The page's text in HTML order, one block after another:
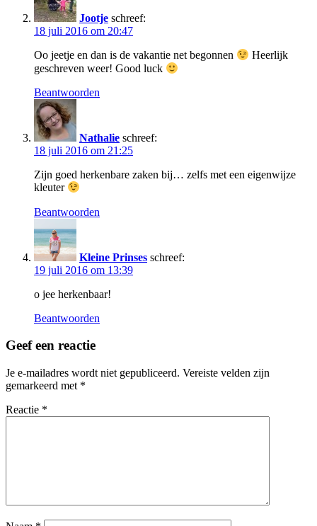
Jootje schreef:
18 juli 2016 om 20:47
Oo jeetje en dan is de vakantie net begonnen
Heerlijk
geschreven weer! Good luck
Beantwoorden
Nathalie schreef:
18 juli 2016 om 21:25
Zijn goed herkenbare zaken bij… zelfs met een eigenwijze
kleuter
Beantwoorden
Kleine Prinses schreef:
19 juli 2016 om 13:39
o jee herkenbaar!
Beantwoorden
Geef een reactie
Je e-mailadres wordt niet gepubliceerd. Vereiste velden zijn
gemarkeerd met *
Reactie *